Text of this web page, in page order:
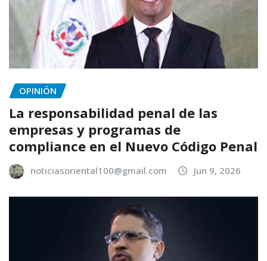
OPINIÓN
La responsabilidad penal de las
empresas y programas de
compliance en el Nuevo Código Penal
noticiasoriental100@gmail.com Jun 9, 2026